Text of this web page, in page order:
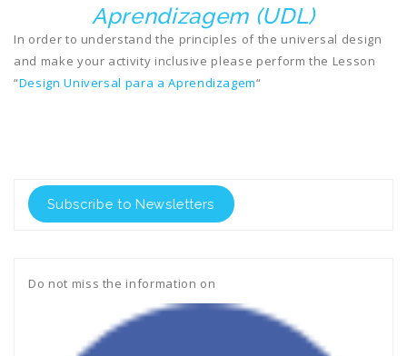
Aprendizagem (UDL)
In order to understand the principles of the universal design
and make your activity inclusive please perform the Lesson
“Design Universal para a Aprendizagem“
Subscribe to Newsletters
Do not miss the information on